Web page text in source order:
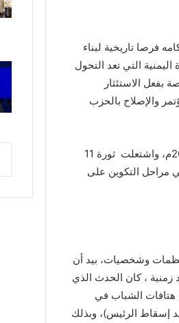
فرصا تاريخية لبناء
التي تعد التحول
بفعل الاستئثار
والإصلاح بالحزب
فتفاعلوا مع رياح التغيير التي عصفت بالمنطقة العربية في 2011م، واشتعلت ثورة 11
مراحل التكوين على
وشخصيات، بيد أن
، كان الحدث الذي
هتافات الشباب في
إسقاط الرئيس)، وبذلك